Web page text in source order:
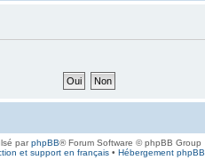
parphpBB® Forum Software © phpBB Group
et support en français• Hébergement phpBB